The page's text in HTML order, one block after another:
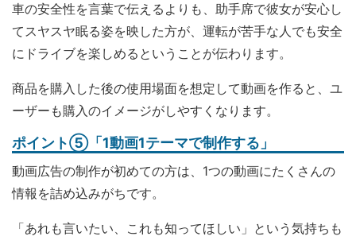
車の安全性を言葉で伝えるよりも、助手席で彼女が安心し
てスヤスヤ眠る姿を映した方が、運転が苦手な人でも安全
にドライブを楽しめるということが伝わります。
商品を購入した後の使用場面を想定して動画を作ると、ユ
ーザーも購入のイメージがしやすくなります。
ポイント⑤「1動画1テーマで制作する」
動画広告の制作が初めての方は、1つの動画にたくさんの
情報を詰め込みがちです。
「あれも言いたい、これも知ってほしい」という気持ちも